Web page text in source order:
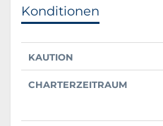
Konditionen
KAUTION
CHARTERZEITRAUM